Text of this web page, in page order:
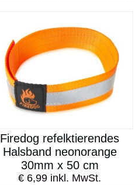
Firedog refelktierendes
Halsband neonorange
30mm x 50 cm
€ 6,99 inkl. MwSt.